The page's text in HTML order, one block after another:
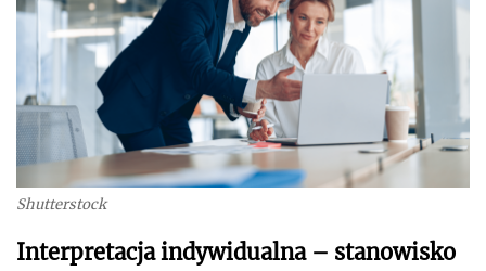
Shutterstock
Interpretacja indywidualna – stanowisko